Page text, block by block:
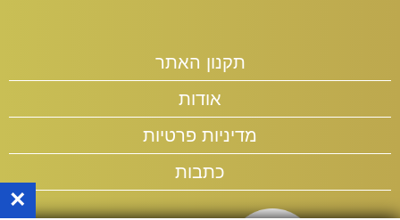
תקנון האתר
אודות
מדיניות פרטיות
כתבות
×